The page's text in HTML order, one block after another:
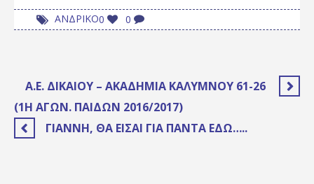
0
0
ΑΝΔΡΙΚΟ
Α.Ε. ΔΙΚΑΊΟΥ – ΑΚΑΔΗΜΊΑ ΚΑΛΎΜΝΟΥ 61-26
(1Η ΑΓΩΝ. ΠΑΊΔΩΝ 2016/2017)
ΓΙΆΝΝΗ, ΘΑ ΕΊΣΑΙ ΓΙΑ ΠΆΝΤΑ ΕΔΏ…..